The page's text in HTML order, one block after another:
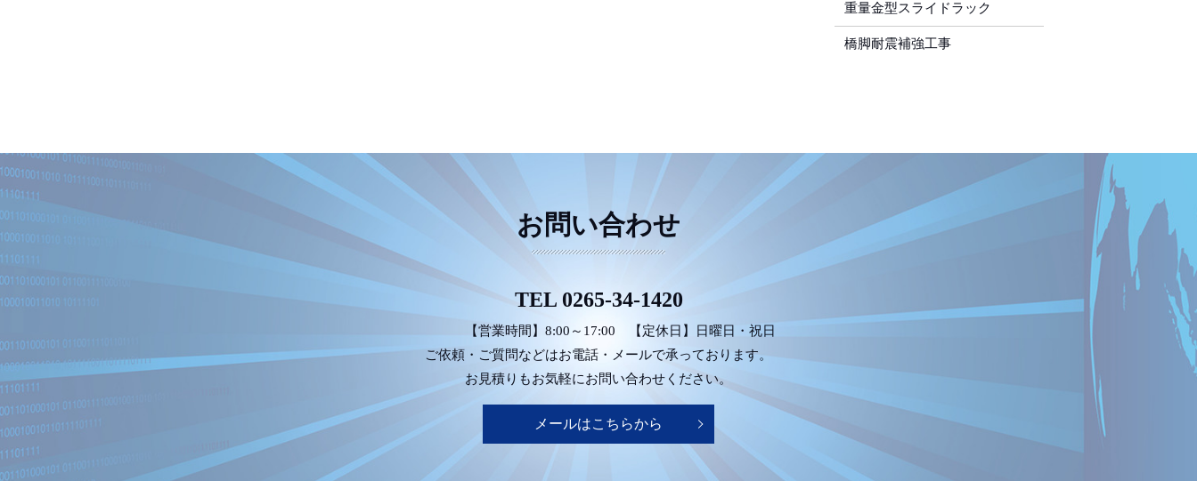
重量金型スライドラック
橋脚耐震補強工事
お問い合わせ
TEL 0265-34-1420
【営業時間】8:00～17:00
【定休日】日曜日・祝日
ご依頼・ご質問などはお電話・メールで承っております。
お見積りもお気軽にお問い合わせください。
メールはこちらから